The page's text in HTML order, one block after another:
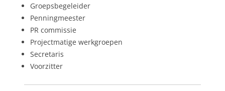
Groepsbegeleider
Penningmeester
PR commissie
Projectmatige werkgroepen
Secretaris
Voorzitter